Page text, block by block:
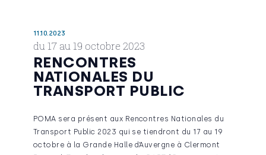
11.10.2023
du 17 au 19 octobre 2023
RENCONTRES
NATIONALES DU
TRANSPORT PUBLIC
POMA sera présent aux Rencontres Nationales du
Transport Public 2023 qui se tiendront du 17 au 19
octobre à la Grande Halle d’Auvergne à Clermont